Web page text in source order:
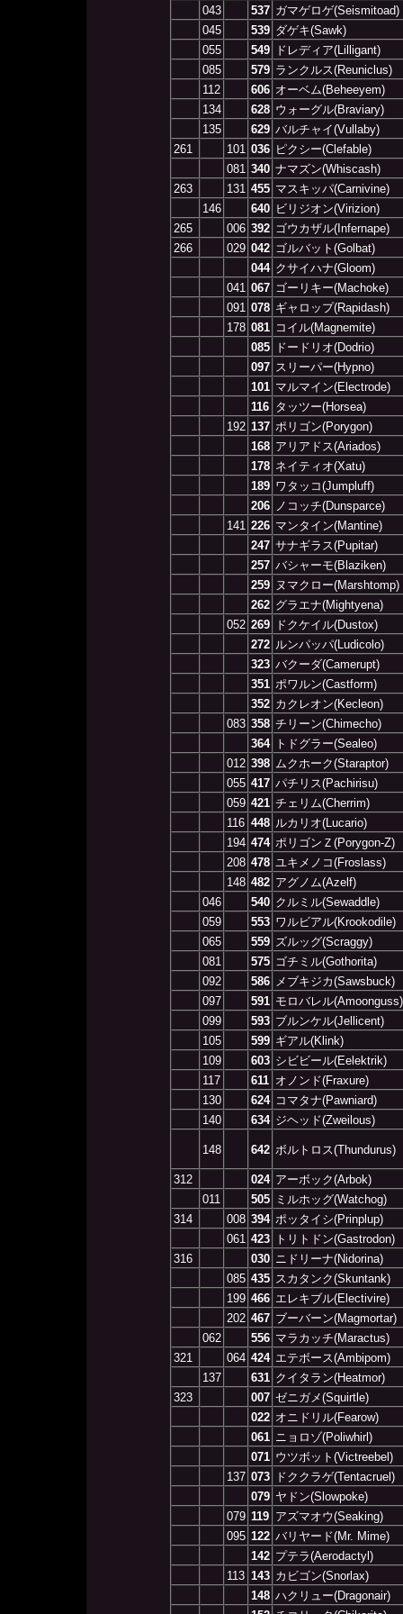
043 537 ガマゲロゲ(Seismitoad)
045
539 ダゲキ(Sawk)
055
549
ドレディア(Lilligant)
085
579 ランクルス(Reuniclus)
112
606 オーベム(Beheeyem)
134
628 ウォーグル(Braviary)
135
629 バルチャイ(Vullaby)
261
101 036 ピクシー(Clefable)
081 340 ナマズン(Whiscash)
263
131 455 マスキッパ(Carnivine)
146
640 ビリジオン(Virizion)
265
006 392 ゴウカザル(Infernape)
266
029 042 ゴルバット(Golbat)
044 クサイハナ(Gloom)
041 067 ゴーリキー(Machoke)
091 078 ギャロップ(Rapidash)
178 081 コイル(Magnemite)
085
ドードリオ(Dodrio)
097 スリーパー(Hypno)
101 マルマイン(Electrode)
116 タッツー(Horsea)
192 137 ポリゴン(Porygon)
168 アリアドス(Ariados)
178 ネイティオ(Xatu)
189 ワタッコ(Jumpluff)
206
ノコッチ(Dunsparce)
141 226 マンタイン(Mantine)
247 サナギラス(Pupitar)
257 バシャーモ(Blaziken)
259 ヌマクロー(Marshtomp)
262 グラエナ(Mightyena)
052 269
ドクケイル(Dustox)
272 ルンパッパ(Ludicolo)
323 バクーダ(Camerupt)
351 ポワルン(Castform)
352 カクレオン(Kecleon)
083 358 チリーン(Chimecho)
364
トドグラー(Sealeo)
012 398 ムクホーク(Staraptor)
055 417 パチリス(Pachirisu)
059 421 チェリム(Cherrim)
116 448 ルカリオ(Lucario)
194 474 ポリゴンＺ(Porygon-Z)
208 478 ユキメノコ(Froslass)
148 482 アグノム(Azelf)
046
540 クルミル(Sewaddle)
059
553 ワルビアル(Krookodile)
065
559 ズルッグ(Scraggy)
081
575 ゴチミル(Gothorita)
092
586
メブキジカ(Sawsbuck)
097
591 モロバレル(Amoonguss)
099
593 ブルンケル(Jellicent)
105
599 ギアル(Klink)
109
603 シビビール(Eelektrik)
117
611 オノンド(Fraxure)
130
624 コマタナ(Pawniard)
140
634 ジヘッド(Zweilous)
148 642 ボルトロス(Thundurus)
312 024 アーボック(Arbok)
011
505
ミルホッグ(Watchog)
314
008 394 ポッタイシ(Prinplup)
061 423
トリトドン(Gastrodon)
316
030 ニドリーナ(Nidorina)
085 435 スカタンク(Skuntank)
199 466 エレキブル(Electivire)
202 467 ブーバーン(Magmortar)
062
556 マラカッチ(Maractus)
321
064 424 エテボース(Ambipom)
137
631 クイタラン(Heatmor)
323
007 ゼニガメ(Squirtle)
022 オニドリル(Fearow)
061 ニョロゾ(Poliwhirl)
071 ウツボット(Victreebel)
137 073
ドククラゲ(Tentacruel)
079 ヤドン(Slowpoke)
079 119 アズマオウ(Seaking)
095 122 バリヤード(Mr. Mime)
142 プテラ(Aerodactyl)
113 143 カビゴン(Snorlax)
148 ハクリュー(Dragonair)